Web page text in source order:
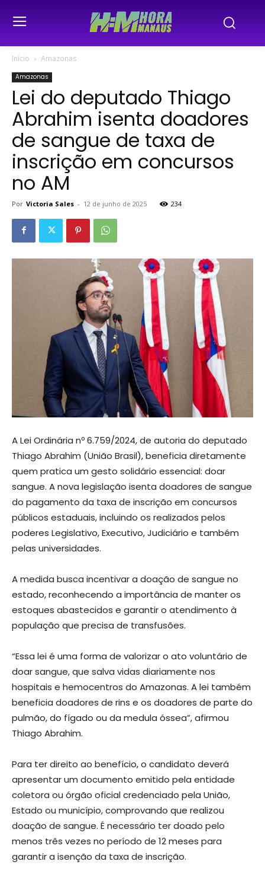
Início Amazonas
Amazonas
Lei do deputado Thiago
Abrahim isenta doadores
de sangue de taxa de
inscrição em concursos
no AM
Por Victoria Sales - 12 de junho de 2025 234
A Lei Ordinária nº 6.759/2024, de autoria do deputado
Thiago Abrahim (União Brasil), beneficia diretamente
quem pratica um gesto solidário essencial: doar
sangue. A nova legislação isenta doadores de sangue
do pagamento da taxa de inscrição em concursos
públicos estaduais, incluindo os realizados pelos
poderes Legislativo, Executivo, Judiciário e também
pelas universidades.
A medida busca incentivar a doação de sangue no
estado, reconhecendo a importância de manter os
estoques abastecidos e garantir o atendimento à
população que precisa de transfusões.
“Essa lei é uma forma de valorizar o ato voluntário de
doar sangue, que salva vidas diariamente nos
hospitais e hemocentros do Amazonas. A lei também
beneficia doadores de rins e os doadores de parte do
pulmão, do fígado ou da medula óssea”, afirmou
Thiago Abrahim.
Para ter direito ao benefício, o candidato deverá
apresentar um documento emitido pela entidade
coletora ou órgão oficial credenciado pela União,
Estado ou município, comprovando que realizou
doação de sangue. É necessário ter doado pelo
menos três vezes no período de 12 meses para
garantir a isenção da taxa de inscrição.